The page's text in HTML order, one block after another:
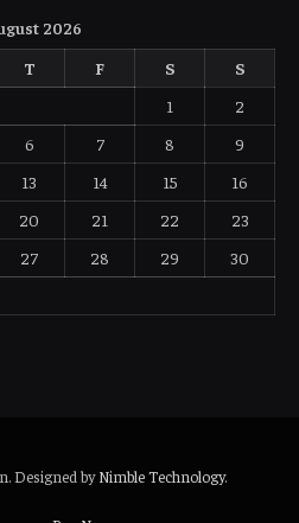
2026
T F S
S
1
2
6 7 8
9
13 14 15
16
20 21 22
23
27 28 29
30
Designed byNimble Technology.